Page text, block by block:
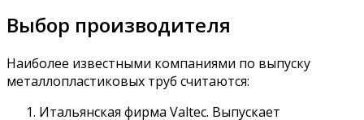
Выбор производителя
Наиболее известными компаниями по выпуску
металлопластиковых труб считаются:
Итальянская фирма Valtec. Выпускает